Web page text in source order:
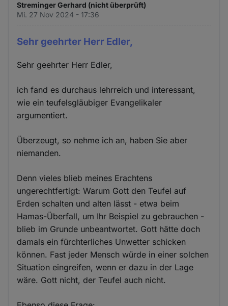
Streminger Gerhard (nicht überprüft)
Mi. 27 Nov 2024 - 17:36
Sehr geehrter Herr Edler,
Sehr geehrter Herr Edler,
ich fand es durchaus lehrreich und interessant,
wie ein teufelsgläubiger Evangelikaler
argumentiert.
Überzeugt, so nehme ich an, haben Sie aber
niemanden.
Denn vieles blieb meines Erachtens
ungerechtfertigt: Warum Gott den Teufel auf
Erden schalten und alten lässt - etwa beim
Hamas-Überfall, um Ihr Beispiel zu gebrauchen -
blieb im Grunde unbeantwortet. Gott hätte doch
damals ein fürchterliches Unwetter schicken
können. Fast jeder Mensch würde in einer solchen
Situation eingreifen, wenn er dazu in der Lage
wäre. Gott nicht, der Teufel auch nicht.